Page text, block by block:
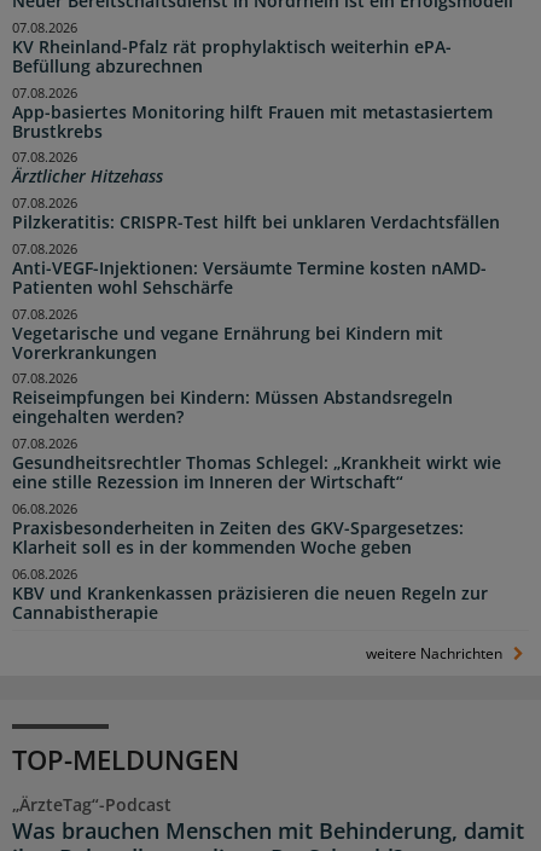
KV Rheinland-Pfalz rät prophylaktisch weiterhin ePA-
Befüllung abzurechnen
07.08.2026
App-basiertes Monitoring hilft Frauen mit metastasiertem
Brustkrebs
07.08.2026
Ärztlicher Hitzehass
07.08.2026
Pilzkeratitis: CRISPR-Test hilft bei unklaren Verdachtsfällen
07.08.2026
Anti-VEGF-Injektionen: Versäumte Termine kosten nAMD-
Patienten wohl Sehschärfe
07.08.2026
Vegetarische und vegane Ernährung bei Kindern mit
Vorerkrankungen
07.08.2026
Reiseimpfungen bei Kindern: Müssen Abstandsregeln
eingehalten werden?
07.08.2026
Gesundheitsrechtler Thomas Schlegel: „Krankheit wirkt wie
eine stille Rezession im Inneren der Wirtschaft“
07.08.2026
Praxisbesonderheiten in Zeiten des GKV-Spargesetzes:
Klarheit soll es in der kommenden Woche geben
06.08.2026
KBV und Krankenkassen präzisieren die neuen Regeln zur
Cannabistherapie
06.08.2026
weitere Nachrichten
TOP-MELDUNGEN
„ÄrzteTag“-Podcast
Was brauchen Menschen mit Behinderung, damit